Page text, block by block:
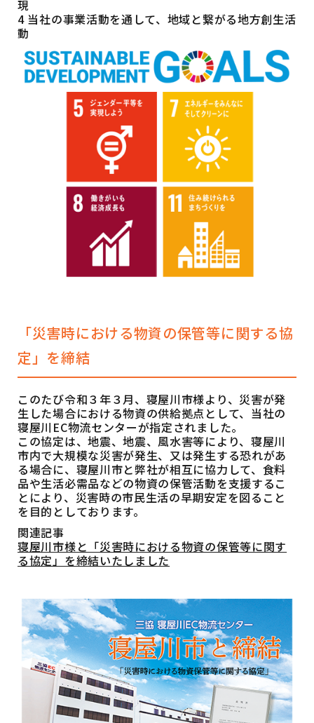
現
4 当社の事業活動を通して、地域と繋がる地方創生活
動
「災害時における物資の保管等に関する協
定」を締結
このたび令和３年３月、寝屋川市様より、災害が発
生した場合における物資の供給拠点として、当社の
寝屋川EC物流センターが指定されました。
この協定は、地震、地震、風水害等により、寝屋川
市内で大規模な災害が発生、又は発生する恐れがあ
る場合に、寝屋川市と弊社が相互に協力して、食料
品や生活必需品などの物資の保管活動を支援するこ
とにより、災害時の市民生活の早期安定を図ること
を目的としております。
関連記事
寝屋川市様と「災害時における物資の保管等に関す
る協定」を締結いたしました